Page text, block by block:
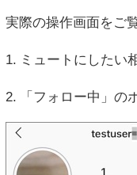
実際の操作画面をご
1. ミュートにしたい
2. 「フォロー中」の